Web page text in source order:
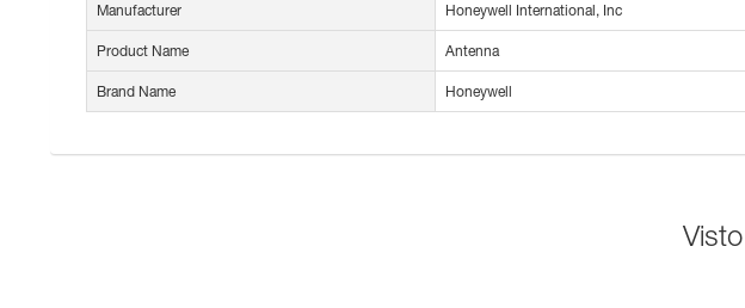
Manufacturer Honeywell International, Inc
Product Name Antenna
Brand Name Honeywell